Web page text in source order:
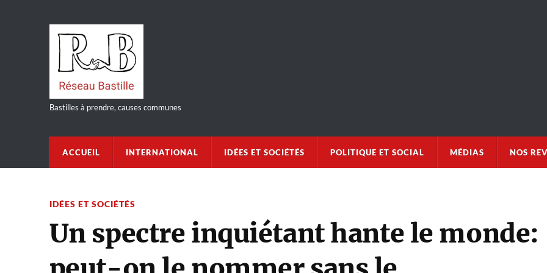
Bastilles à prendre, causes communes
ACCUEIL INTERNATIONAL IDÉES ET SOCIÉTÉS POLITIQUE ET SOCIAL MÉDIAS NOS
IDÉES ET SOCIÉTÉS
Un spectre inquiétant hante le monde: